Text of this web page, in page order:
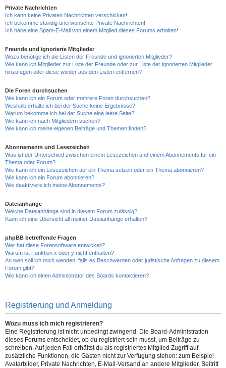
Private Nachrichten
Ich kann keine Privaten Nachrichten verschicken!
Ich bekomme ständig unerwünschte Private Nachrichten!
Ich habe eine Spam-E-Mail von einem Mitglied dieses Forums erhalten!
Freunde und ignorierte Mitglieder
Wozu benötige ich die Listen der Freunde und ignorierten Mitglieder?
Wie kann ich Mitglieder zur Liste der Freunde oder zur Liste der ignorierten Mitglieder
hinzufügen oder diese wieder aus den Listen entfernen?
Die Foren durchsuchen
Wie kann ich ein Forum oder mehrere Foren durchsuchen?
Weshalb erhalte ich bei der Suche keine Ergebnisse?
Warum bekomme ich bei der Suche eine leere Seite?
Wie kann ich nach Mitgliedern suchen?
Wie kann ich meine eigenen Beiträge und Themen finden?
Abonnements und Lesezeichen
Was ist der Unterschied zwischen einem Lesezeichen und einem Abonnements für ein
Thema oder Forum?
Wie kann ich ein Lesezeichen auf ein Thema setzen oder ein Thema abonnieren?
Wie kann ich ein Forum abonnieren?
Wie deaktiviere ich meine Abonnements?
Dateianhänge
Welche Dateianhänge sind in diesem Forum zulässig?
Kann ich eine Übersicht all meiner Dateianhänge erhalten?
phpBB betreffende Fragen
Wer hat diese Forensoftware entwickelt?
Warum ist Funktion x oder y nicht enthalten?
An wen soll ich mich wenden, falls es Beschwerden oder juristische Anfragen zu diesem
Forum gibt?
Wie kann ich einen Administrator des Boards kontaktieren?
Registrierung und Anmeldung
Wozu muss ich mich registrieren?
Eine Registrierung ist nicht unbedingt zwingend. Die Board-Administration
dieses Forums entscheidet, ob du registriert sein musst, um Beiträge zu
schreiben. Auf jeden Fall erhältst du als registriertes Mitglied Zugriff auf
zusätzliche Funktionen, die Gästen nicht zur Verfügung stehen: zum Beispiel
Avatarbilder, Private Nachrichten, E-Mail-Versand an andere Mitglieder, Beitritt